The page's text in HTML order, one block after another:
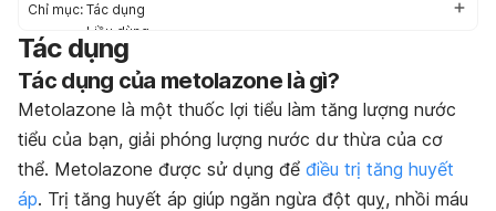
Chỉ mục: Tác dụng
Liều dùng
Tác dụng phụ
Thận trọng/ Cảnh báo
Tương tác thuốc
Khẩn cấp/ Quá liều
Tác dụng
Tác dụng của metolazone là gì?
Metolazone là một thuốc lợi tiểu làm tăng lượng nước
tiểu của bạn, giải phóng lượng nước dư thừa của cơ
thể. Metolazone được sử dụng để điều trị tăng huyết
áp. Trị tăng huyết áp giúp ngăn ngừa đột quỵ, nhồi máu